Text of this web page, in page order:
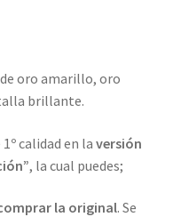
oro amarillo, oro
brillante.
calidad en laversión
, la cual puedes;
la original. Se